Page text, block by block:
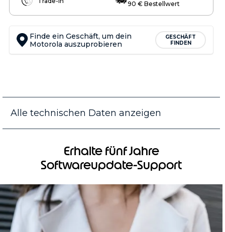
90 € Bestellwert
Finde ein Geschäft, um dein
Motorola auszuprobieren
GESCHÄFT
FINDEN
Alle technischen Daten anzeigen
Erhalte fünf Jahre
Softwareupdate-Support